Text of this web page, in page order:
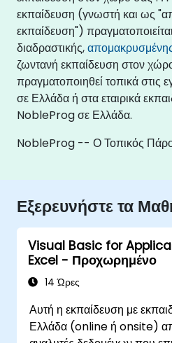
εκπαίδευση (γνωστή και ως
εκπαίδευση")
διαδραστικής,
ζωντανή εκπαίδευση στον
πραγματοποιηθεί τοπικά στις
σε Ελλάδα ή στα εταιρικά
NobleProg σε Ελλάδα.
NobleProg -- Ο Τοπικός
Εξερευνήστε τα
Visual Basic for
Excel - Προχωρημένο
14 Ώρες
Αυτή η εκπαίδευση με
Ελλάδα (online ή onsite)